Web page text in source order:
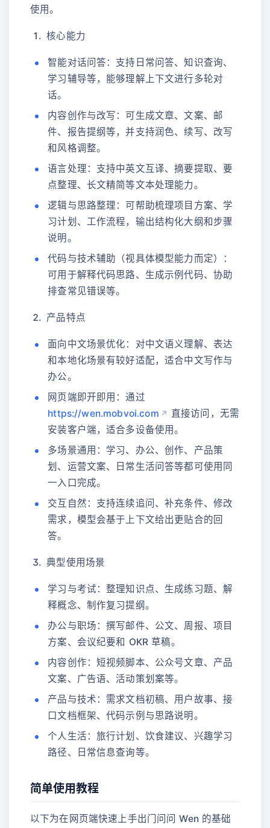
使用。
核心能力
智能对话问答：支持日常问答、知识查询、
学习辅导等，能够理解上下文进行多轮对
话。
内容创作与改写：可生成文章、文案、邮
件、报告提纲等，并支持润色、续写、改写
和风格调整。
语言处理：支持中英文互译、摘要提取、要
点整理、长文精简等文本处理能力。
逻辑与思路整理：可帮助梳理项目方案、学
习计划、工作流程，输出结构化大纲和步骤
说明。
代码与技术辅助（视具体模型能力而定）：
可用于解释代码思路、生成示例代码、协助
排查常见错误等。
产品特点
面向中文场景优化：对中文语义理解、表达
和本地化场景有较好适配，适合中文写作与
办公。
网页端即开即用：通过
https://wen.mobvoi.com
直接访问，无需
安装客户端，适合多设备使用。
多场景通用：学习、办公、创作、产品策
划、运营文案、日常生活问答等都可使用同
一入口完成。
交互自然：支持连续追问、补充条件、修改
需求，模型会基于上下文给出更贴合的回
答。
典型使用场景
学习与考试：整理知识点、生成练习题、解
释概念、制作复习提纲。
办公与职场：撰写邮件、公文、周报、项目
方案、会议纪要和 OKR 草稿。
内容创作：短视频脚本、公众号文章、产品
文案、广告语、活动策划案等。
产品与技术：需求文档初稿、用户故事、接
口文档框架、代码示例与思路说明。
个人生活：旅行计划、饮食建议、兴趣学习
路径、日常信息查询等。
简单使用教程
以下为在网页端快速上手出门问问 Wen 的基础